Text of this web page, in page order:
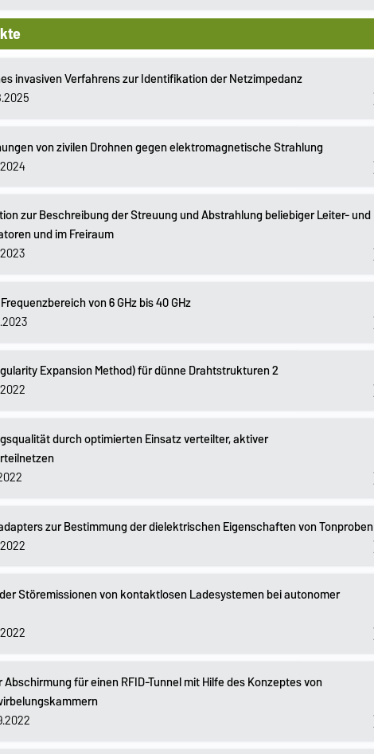
invasiven Verfahrens zur Identifikation der Netzimpedanz
von zivilen Drohnen gegen elektromagnetische Strahlung
zur Beschreibung der Streuung und Abstrahlung beliebiger Leiter- und
und im Freiraum
von 6 GHz bis 40 GHz
Expansion Method) für dünne Drahtstrukturen 2
durch optimierten Einsatz verteilter, aktiver
zur Bestimmung der dielektrischen Eigenschaften von Tonproben
Störemissionen von kontaktlosen Ladesystemen bei autonomer
für einen RFID-Tunnel mit Hilfe des Konzeptes von